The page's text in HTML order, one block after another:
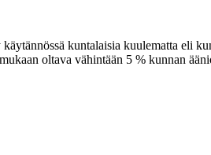
kuntalaisia kuulematta eli
oltava vähintään 5 % kunnan